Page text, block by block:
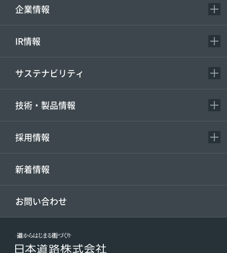
企業情報
IR情報
サステナビリティ
技術・製品情報
採用情報
新着情報
お問い合わせ